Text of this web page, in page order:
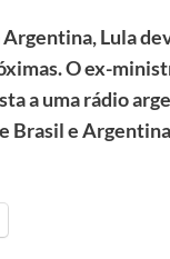
Argentina, Lula
O ex-
a uma rádio
Brasil e